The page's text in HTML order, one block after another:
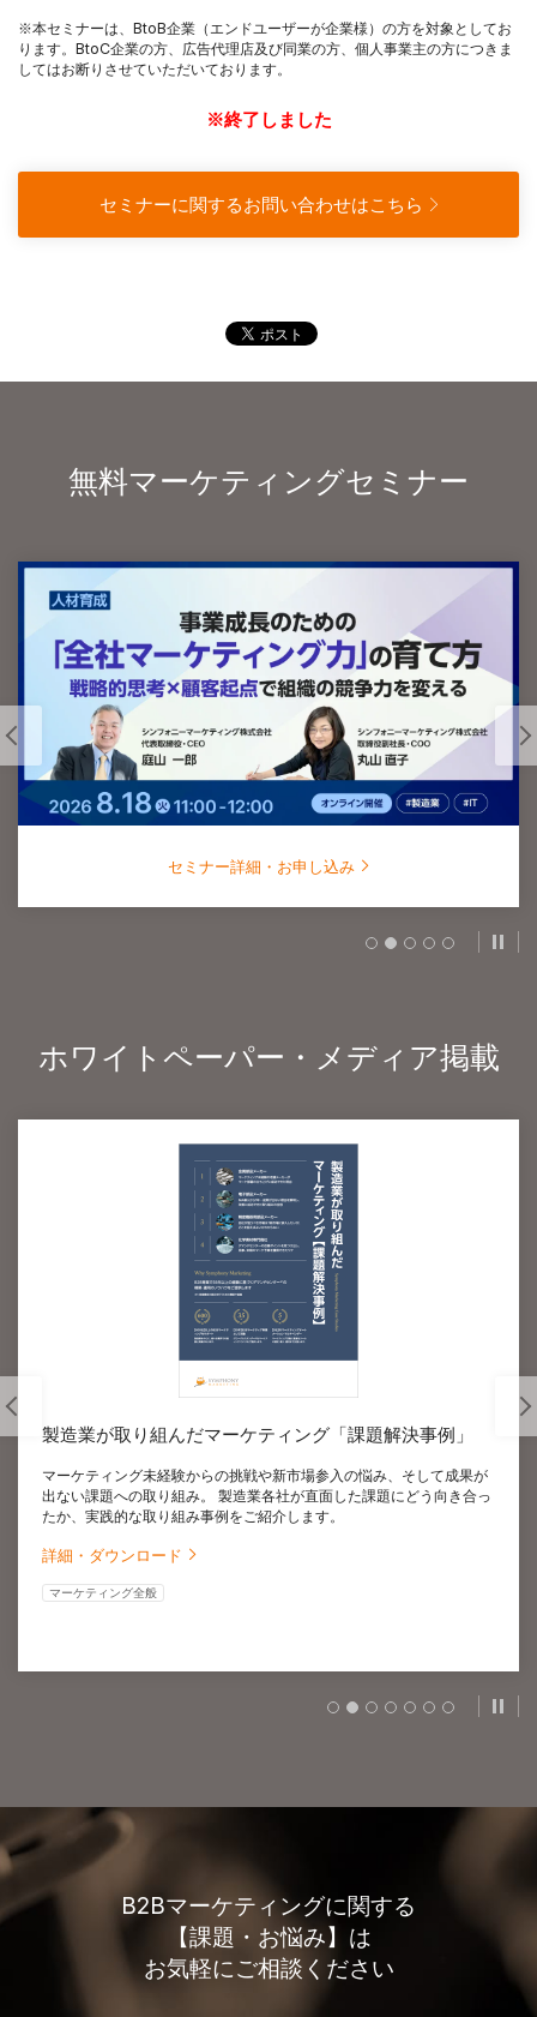
※本セミナーは、BtoB企業（エンドユーザーが企業様）の方を対象としてお
ります。BtoC企業の方、広告代理店及び同業の方、個人事業主の方につきま
してはお断りさせていただいております。
※終了しました
セミナーに関するお問い合わせはこちら
無料マーケティングセミナー
セミナー詳細・お申し込み
ホワイトペーパー・メディア掲載
製造業が取り組んだマーケティング「課題解決事例」
マーケティング未経験からの挑戦や新市場参入の悩み、そして成果が
出ない課題への取り組み。 製造業各社が直面した課題にどう向き合っ
たか、実践的な取り組み事例をご紹介します。
詳細・ダウンロード
マーケティング全般
B2Bマーケティングに関する
【課題・お悩み】は
お気軽にご相談ください